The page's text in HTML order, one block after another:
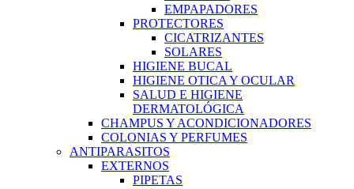
EMPAPADORES
PROTECTORES
CICATRIZANTES
SOLARES
HIGIENE BUCAL
HIGIENE OTICA Y OCULAR
SALUD E HIGIENE
DERMATOLÓGICA
CHAMPUS Y ACONDICIONADORES
COLONIAS Y PERFUMES
ANTIPARASITOS
EXTERNOS
PIPETAS